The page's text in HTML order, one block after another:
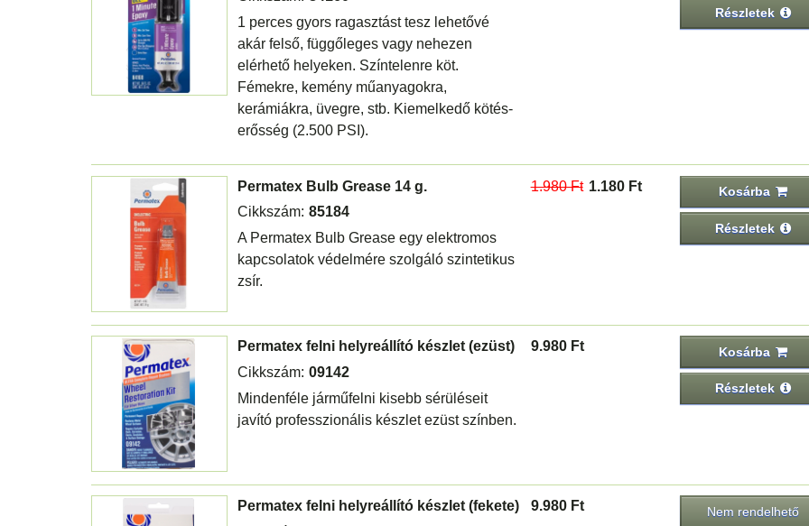
1 perces gyors ragasztást tesz lehetővé
akár felső, függőleges vagy nehezen
elérhető helyeken. Színtelenre köt.
Fémekre, kemény műanyagokra,
kerámiákra, üvegre, stb. Kiemelkedő kötés-
erősség (2.500 PSI).
Részletek
Permatex Bulb Grease 14 g.
Cikkszám: 85184
A Permatex Bulb Grease egy elektromos
kapcsolatok védelmére szolgáló szintetikus
zsír.
1.980 Ft 1.180 Ft Kosárba
Részletek
Permatex felni helyreállító készlet (ezüst)
Cikkszám: 09142
Mindenféle járműfelni kisebb sérüléseit
javító professzionális készlet ezüst színben.
9.980 Ft Kosárba
Részletek
Permatex felni helyreállító készlet (fekete)
9.980 Ft Nem rendelhető